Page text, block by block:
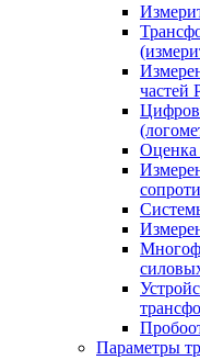
частей
Оценка
Параметры